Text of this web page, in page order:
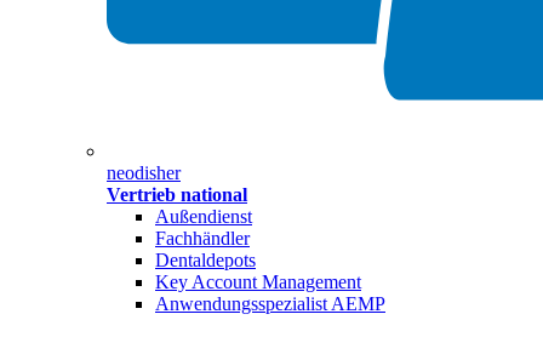
neodisher
Vertrieb national
Außendienst
Fachhändler
Dentaldepots
Key Account Management
Anwendungsspezialist AEMP